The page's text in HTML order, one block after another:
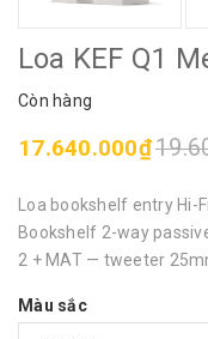
Loa KEF Q1
Còn hàng
17.640.000₫
Loa bookshelf entry Hi-
Bookshelf 2-way
2 + MAT — tweeter
Màu sắc